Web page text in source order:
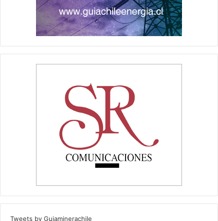
Tweets by Guiaminerachile